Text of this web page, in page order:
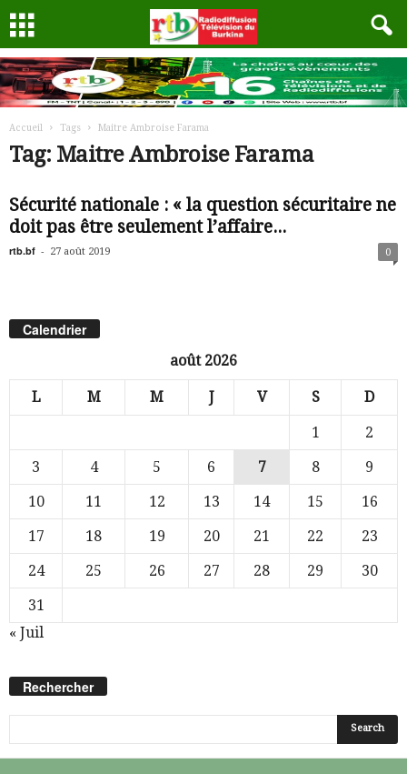
Accueil Tags Maitre Ambroise Farama
Tag: Maitre Ambroise Farama
Sécurité nationale : « la question sécuritaire ne
doit pas être seulement l’affaire...
rtb.bf - 27 août 2019 0
Calendrier
août 2026
L M M J V S D
1
2
3
4 5 6 7 8
9
10
11 12 13 14 15
16
17
18 19 20 21 22
23
24
25 26 27 28 29
30
31
« Juil
Rechercher